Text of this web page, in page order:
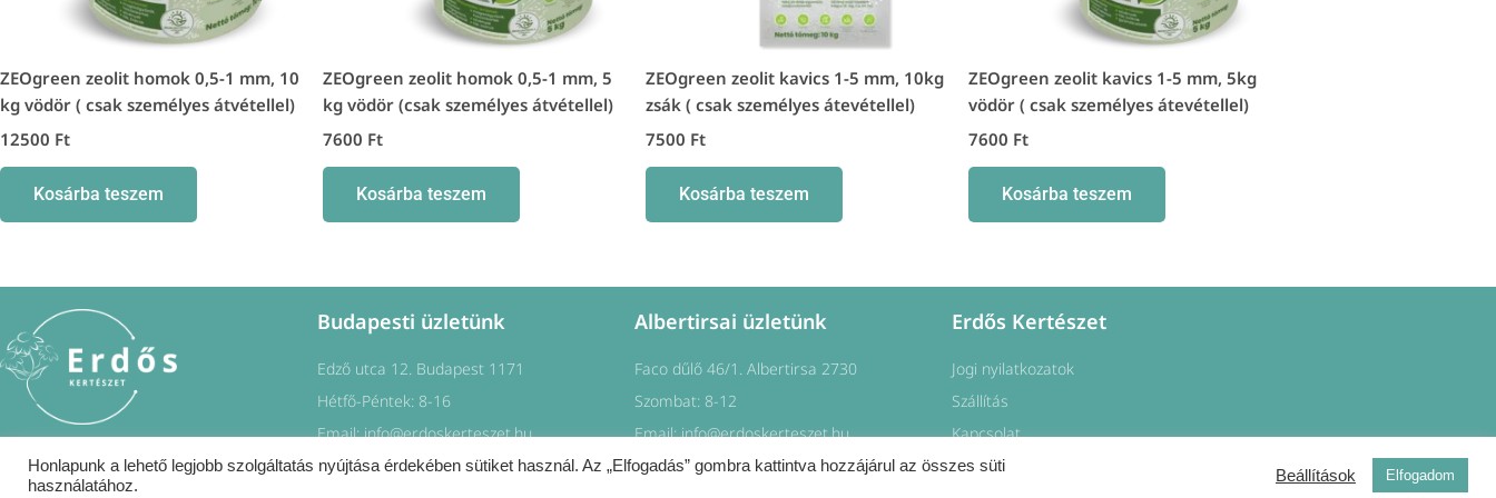
ZEOgreen zeolit homok 0,5-1 mm, 10
kg vödör ( csak személyes átvétellel)
12500 Ft
Kosárba teszem
ZEOgreen zeolit homok 0,5-1 mm, 5
kg vödör (csak személyes átvétellel)
7600 Ft
Kosárba teszem
ZEOgreen zeolit kavics 1-5 mm, 10kg
zsák ( csak személyes átevétellel)
7500 Ft
Kosárba teszem
ZEOgreen zeolit kavics 1-5 mm, 5kg
vödör ( csak személyes átevétellel)
7600 Ft
Kosárba teszem
n
s
Budapesti üzletünk
Edző utca 12. Budapest 1171
Hétfő-Péntek: 8-16
Email: info@erdoskerteszet.hu
Albertirsai üzletünk
Faco dűlő 46/1. Albertirsa 2730
Szombat: 8-12
Email: info@erdoskerteszet.hu
Erdős Kertészet
Jogi nyilatkozatok
Szállítás
Kapcsolat
Honlapunk a lehető legjobb szolgáltatás nyújtása érdekében sütiket használ. Az „Elfogadás” gombra kattintva hozzájárul az összes süti
használatához.
Beállítások Elfogadom